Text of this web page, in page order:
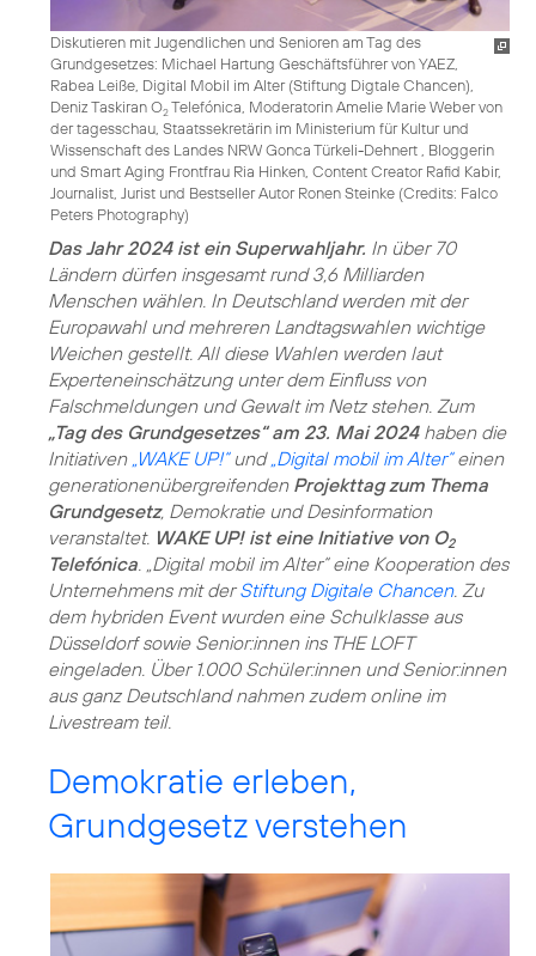
Diskutieren mit Jugendlichen und Senioren am Tag des
Grundgesetzes: Michael Hartung Geschäftsführer von YAEZ,
Rabea Leiße, Digital Mobil im Alter (Stiftung Digtale Chancen),
Deniz Taskiran O2Telefónica, Moderatorin Amelie Marie Weber von
der tagesschau, Staatssekretärin im Ministerium für Kultur und
Wissenschaft des Landes NRW Gonca Türkeli-Dehnert , Bloggerin
und Smart Aging Frontfrau Ria Hinken, Content Creator Rafid Kabir,
Journalist, Jurist und Bestseller Autor Ronen Steinke (Credits: Falco
Peters Photography)
Das Jahr 2024 ist ein Superwahljahr. In über 70
Ländern dürfen insgesamt rund 3,6 Milliarden
Menschen wählen. In Deutschland werden mit der
Europawahl und mehreren Landtagswahlen wichtige
Weichen gestellt. All diese Wahlen werden laut
Experteneinschätzung unter dem Einfluss von
Falschmeldungen und Gewalt im Netz stehen. Zum
„Tag des Grundgesetzes“ am 23. Mai 2024haben die
Initiativen „WAKE UP!“und„Digital mobil im Alter“einen
generationenübergreifenden Projekttag zum Thema
Grundgesetz, Demokratie und Desinformation
veranstaltet. WAKE UP! ist eine Initiative von O2
Telefónica . „Digital mobil im Alter“ eine Kooperation des
Unternehmens mit derStiftung Digitale Chancen. Zu
dem hybriden Event wurden eine Schulklasse aus
Düsseldorf sowie Senior:innen ins THE LOFT
eingeladen. Über 1.000 Schüler:innen und Senior:innen
aus ganz Deutschland nahmen zudem online im
Livestream teil.
Demokratie erleben,
Grundgesetz verstehen